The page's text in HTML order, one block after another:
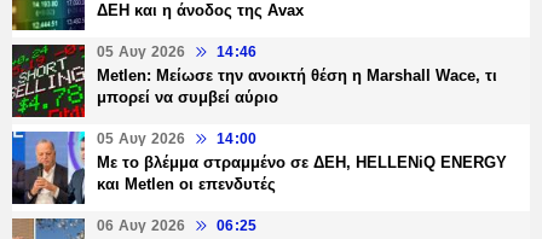
ΔΕΗ και η άνοδος της Avax
05 Αυγ 2026 14:46
Metlen: Μείωσε την ανοικτή θέση η Marshall Wace, τι
μπορεί να συμβεί αύριο
05 Αυγ 2026 14:00
Με το βλέμμα στραμμένο σε ΔΕΗ, HELLENiQ ENERGY
και Metlen οι επενδυτές
06 Αυγ 2026 06:25